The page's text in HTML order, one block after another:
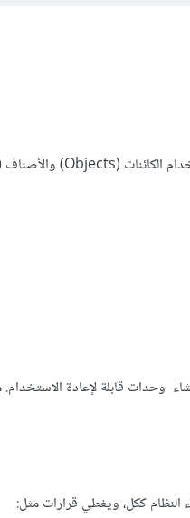
وحدات قابلة لإعادة
النظام ككل، ويغطي قرارات مثل: